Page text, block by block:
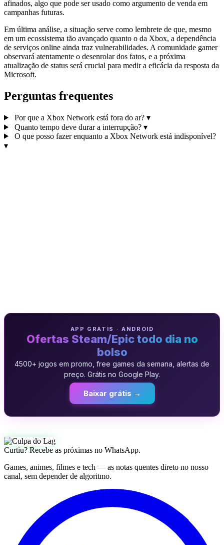
afinados, algo que pode ser usado como argumento de venda em
campanhas futuras.
Em última análise, a situação serve como lembrete de que, mesmo
em um ecossistema tão avançado quanto o da Xbox, a dependência
de serviços online ainda traz vulnerabilidades. A comunidade gamer
observará atentamente o desenrolar dos fatos, e a próxima
atualização de status será crucial para medir a eficácia da resposta da
Microsoft.
Perguntas frequentes
Por que a Xbox Network está fora do ar? ▾
Quanto tempo deve durar a interrupção? ▾
O que posso fazer enquanto a Xbox Network está indisponível?
▾
APP GRATIS · ANDROID
Ofertas Steam/Epic todo dia no
bolso
4500+ jogos em promo, free games da semana, alertas de
preço. Grátis no Google Play.
Baixar grátis →
Curtiu? Recebe as próximas no WhatsApp.
Games, animes, filmes e tech — as notas quentes direto no nosso
canal, sem depender de algoritmo.